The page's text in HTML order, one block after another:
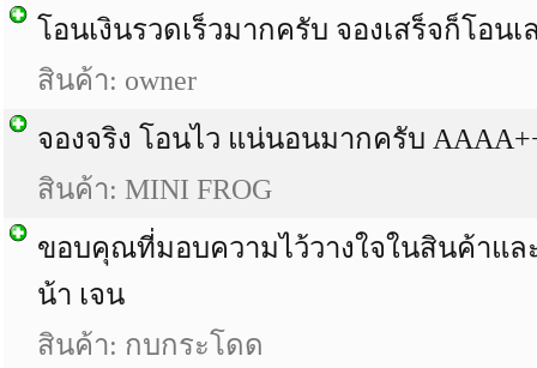
โอนเงินรวดเร็วมากครับ จองเสร็จก็โอนเ
สินค้า: owner
จองจริง โอนไว แน่นอนมากครับ
สินค้า: MINI FROG
ขอบคุณที่มอบความไว้วางใจในสินค้าแล
น้า เจน
สินค้า: กบกระโดด